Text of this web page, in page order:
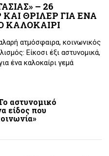
– 26
ΘΡΙΛΕΡ ΓΙΑ ΕΝΑ
ΚΑΛΟΚΑΙΡΙ
ατμόσφαιρα, κοινωνικός
Είκοσι έξι αστυνομικά,
ένα καλοκαίρι γεμά
αστυνομικό
είδος που